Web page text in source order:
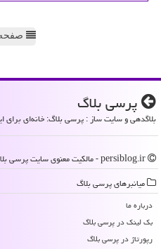
صفحه
پرسی بلاگ
بلاگدهی و سایت ساز : پرسی بلاگ: خانه‌ای برای
میانبرهای پرسی بلاگ
درباره ما
بک لینک در پرسی بلاگ
رپورتاژ در پرسی بلاگ